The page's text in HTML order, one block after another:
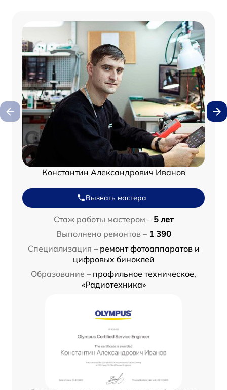
Константин Александрович Иванов
Вызвать мастера
Стаж работы мастером – 5 лет
Выполнено ремонтов – 1 390
Специализация – ремонт фотоаппаратов и
цифровых биноклей
Образование – профильное техническое,
«Радиотехника»